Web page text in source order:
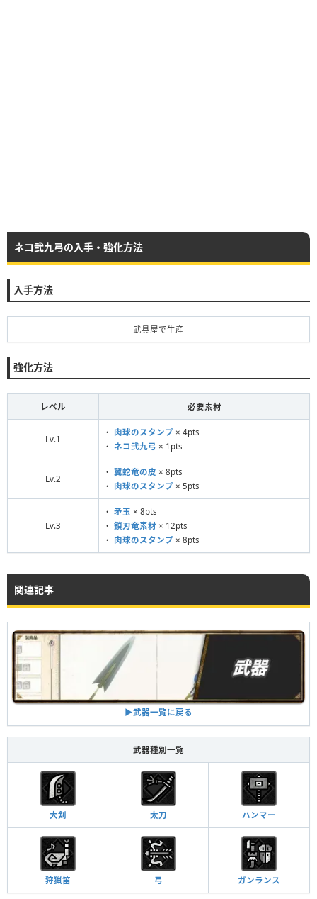
ネコ弐九弓の入手・強化方法
入手方法
武具屋で生産
強化方法
レベル 必要素材
Lv.1
・ 肉球のスタンプ × 4pts
・ ネコ弐九弓 × 1pts
Lv.2
・ 翼蛇竜の皮 × 8pts
・ 肉球のスタンプ × 5pts
Lv.3
・ 矛玉 × 8pts
・ 鎖刃竜素材 × 12pts
・ 肉球のスタンプ × 8pts
関連記事
▶︎武器一覧に戻る
武器種別一覧
大剣 太刀 ハンマー
狩猟笛 弓 ガンランス